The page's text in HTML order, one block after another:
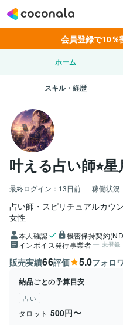
会員登録で10％
ホーム
スキル・経歴
叶える占い師⭐︎星
最終ログイン： 13日前 稼働状況
占い師・スピリチュアルカウ
女性
本人確認 機密保持契約
インボイス発行事業者 未登録
販売実績66評価 5.0フォロ
納品ごとの予算目安
占い
タロット 500円〜